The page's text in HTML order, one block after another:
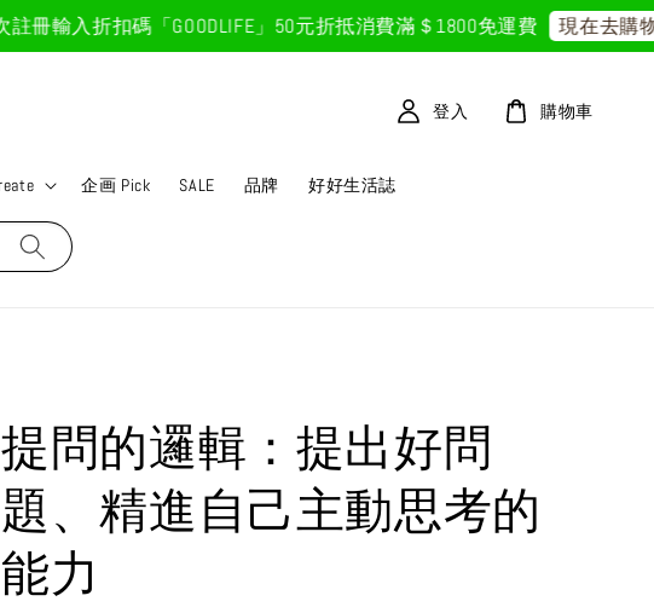
輸入折扣碼「GOODLIFE」50元折抵消費滿＄1800免運費 現在去購物！
企画 Pick SALE 品牌 好好生活誌
登入 購物車
提問的邏輯：提出好問
題、精進自己主動思考的
能力